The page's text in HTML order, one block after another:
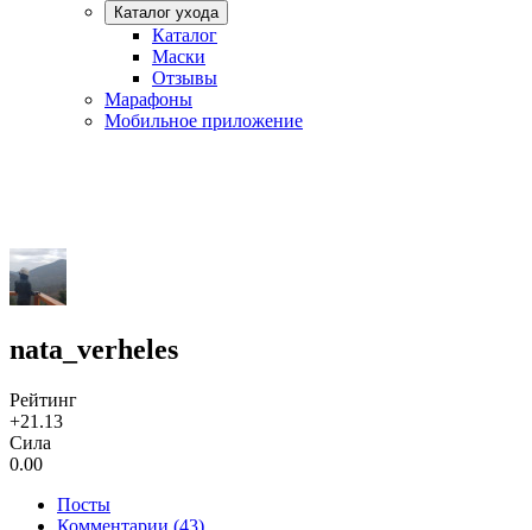
Каталог ухода
Каталог
Маски
Отзывы
Марафоны
Мобильное приложение
nata_verheles
Рейтинг
+21.13
Сила
0.00
Посты
Комментарии (43)